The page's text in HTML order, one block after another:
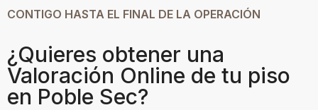
CONTIGO HASTA EL FINAL DE LA OPERACIÓN
¿Quieres obtener una
Valoración Online de tu piso
en Poble Sec?